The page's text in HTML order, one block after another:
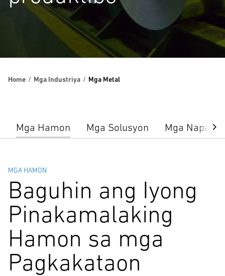
Home Mga Industriya Mga Metal
Mga Hamon Mga Solusyon Mga
MGA HAMON
Baguhin ang Iyong
Pinakamalaking
Hamon sa mga
Pagkakataon